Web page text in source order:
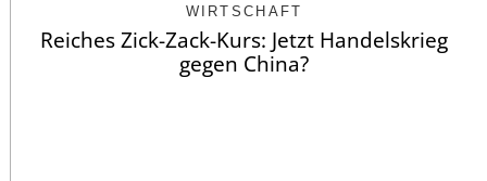
WIRTSCHAFT
Reiches Zick-Zack-Kurs: Jetzt Handelskrieg
gegen China?